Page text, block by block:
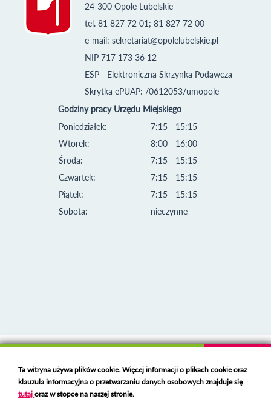
24-300 Opole Lubelskie
tel. 81 827 72 01; 81 827 72 00
e-mail: sekretariat@opolelubelskie.pl
NIP 717 173 36 12
ESP - Elektroniczna Skrzynka Podawcza
Skrytka ePUAP: /0612053/umopole
Godziny pracy Urzędu Miejskiego
Poniedziałek:
Wtorek:
Środa:
Czwartek:
Piątek:
Sobota:
7:15 - 15:15
8:00 - 16:00
7:15 - 15:15
7:15 - 15:15
7:15 - 15:15
nieczynne
Deklaracja dostępności
Polski serwer RBLhttps://polspam.pl/
Ta witryna używa plików cookie. Więcej informacji o plikach cookie oraz
klauzula informacyjna o przetwarzaniu danych osobowych znajduje się
tutajoraz w stopce na naszej stronie.